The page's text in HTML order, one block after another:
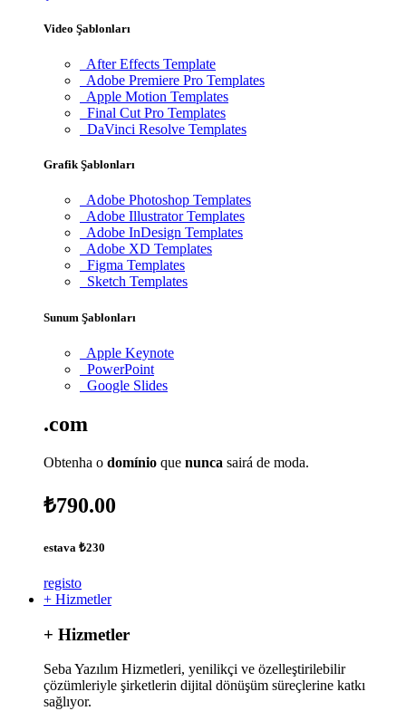
Video Şablonları
After Effects Template
Adobe Premiere Pro Templates
Apple Motion Templates
Final Cut Pro Templates
DaVinci Resolve Templates
Grafik Şablonları
Adobe Photoshop Templates
Adobe Illustrator Templates
Adobe InDesign Templates
Adobe XD Templates
Figma Templates
Sketch Templates
Sunum Şablonları
Apple Keynote
PowerPoint
Google Slides
.com
Obtenha o domínio que nunca sairá de moda.
₺790.00
estava ₺230
registo
+ Hizmetler
+ Hizmetler
Seba Yazılım Hizmetleri, yenilikçi ve özelleştirilebilir
çözümleriyle şirketlerin dijital dönüşüm süreçlerine katkı
sağlıyor.